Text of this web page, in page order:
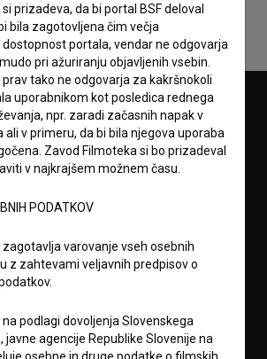
2670-787X
prizadeva, da bi portal BSF deloval
bila zagotovljena čim večja
portala, vendar ne odgovarja
pri ažuriranju objavljenih vsebin.
tako ne odgovarja za kakršnokoli
uporabnikom kot posledica rednega
npr. zaradi začasnih napak v
ali v primeru, da bi bila njegova uporaba
Zavod Filmoteka si bo prizadeval
v najkrajšem možnem času.
PODATKOV
varovanje vseh osebnih
z zahtevami veljavnih predpisov o
podlagi dovoljenja Slovenskega
agencije Republike Slovenije na